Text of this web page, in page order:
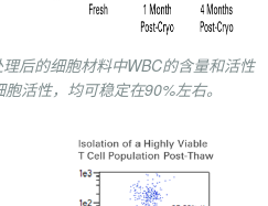
后的细胞材料中WBC的含量和活性
活性，均可稳定在90%左右。